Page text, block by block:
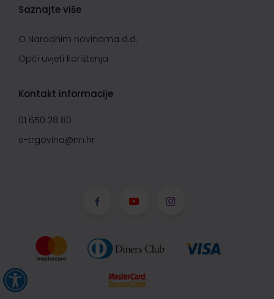
Saznajte više
O Narodnim novinama d.d.
Opći uvjeti korištenja
Kontakt informacije
01 650 28 80
e-trgovina@nn.hr